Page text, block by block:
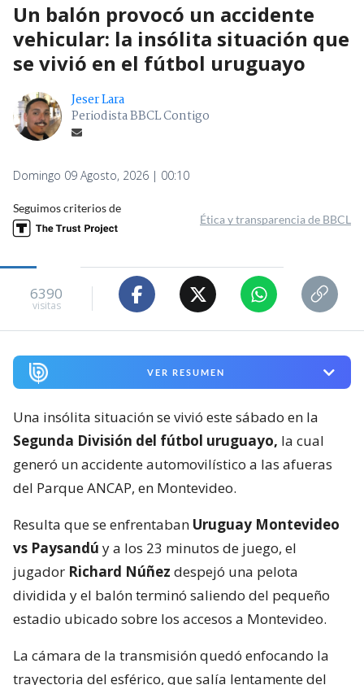
Un balón provocó un accidente
vehicular: la insólita situación que
se vivió en el fútbol uruguayo
Jeser Lara
Periodista BBCL Contigo
Domingo 09 Agosto, 2026 | 00:10
Seguimos criterios de
Ética y transparencia de BBCL
6390
visitas
VER RESUMEN
Una insólita situación se vivió este sábado en la
Segunda División del fútbol uruguayo, la cual
generó un accidente automovilístico a las afueras
del Parque ANCAP, en Montevideo.
Resulta que se enfrentaban Uruguay Montevideo
vs Paysandú y a los 23 minutos de juego, el
jugador Richard Núñez despejó una pelota
dividida y el balón terminó saliendo del pequeño
estadio ubicado sobre los accesos a Montevideo.
La cámara de la transmisión quedó enfocando la
trayectoria del esférico, que salía lentamente del